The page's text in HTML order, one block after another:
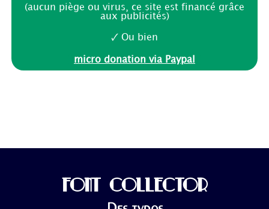
(aucun piège ou virus, ce site est financé grâce
aux publicités)
🗸 Ou bien
micro donation via Paypal
FONT COLLECTOR